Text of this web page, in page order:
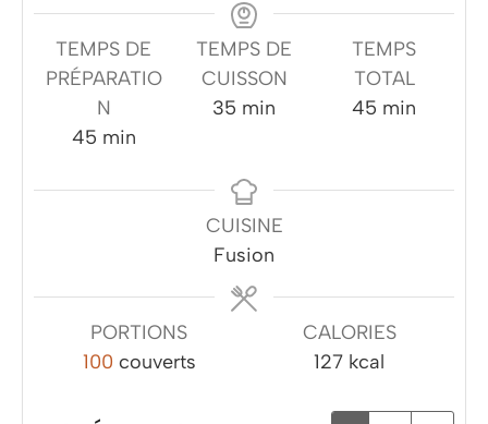
TEMPS DE
PRÉPARATIO
N
45minutes
min
TEMPS DE
CUISSON
35 minutes
min
TEMPS
TOTAL
45 minutes
min
CUISINE
Fusion
PORTIONS
100 couverts
CALORIES
127 kcal